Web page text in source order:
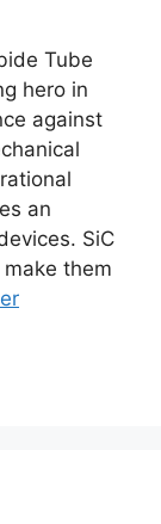
Tube
hero in
against
an
. SiC
them